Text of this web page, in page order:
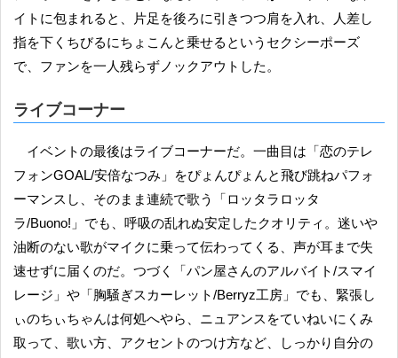
イトに包まれると、片足を後ろに引きつつ肩を入れ、人差し
指を下くちびるにちょこんと乗せるというセクシーポーズ
で、ファンを一人残らずノックアウトした。
ライブコーナー
イベントの最後はライブコーナーだ。一曲目は「恋のテレ
フォンGOAL/安倍なつみ」をぴょんぴょんと飛び跳ねパフォ
ーマンスし、そのまま連続で歌う「ロッタラロッタ
ラ/Buono!」でも、呼吸の乱れぬ安定したクオリティ。迷いや
油断のない歌がマイクに乗って伝わってくる、声が耳まで失
速せずに届くのだ。つづく「パン屋さんのアルバイト/スマイ
レージ」や「胸騒ぎスカーレット/Berryz工房」でも、緊張し
ぃのちぃちゃんは何処へやら、ニュアンスをていねいにくみ
取って、歌い方、アクセントのつけ方など、しっかり自分の